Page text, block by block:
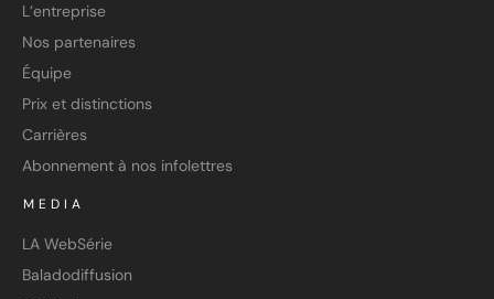
L’entreprise
Nos partenaires
Équipe
Prix et distinctions
Carrières
Abonnement à nos infolettres
MEDIA
LA WebSérie
Baladodiffusion